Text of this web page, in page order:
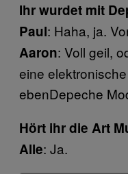
Ihr wurdet mit
Paul: Haha, ja.
Aaron: Voll geil,
eine
ebenDepeche
Hört ihr die Art
Alle: Ja.